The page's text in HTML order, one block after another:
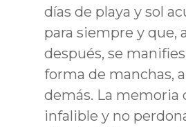
días de playa y sol
para siempre y que,
después, se
forma de manchas,
demás. La memoria
infalible y no